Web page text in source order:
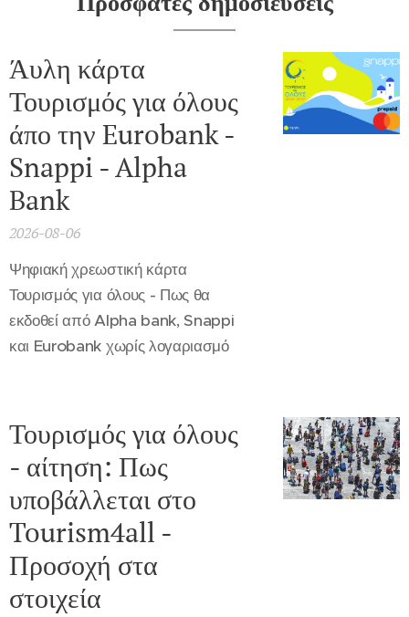
Άυλη κάρτα
Τουρισμός για όλους
άπο την Eurobank -
Snappi - Alpha
Bank
2026-08-06
Ψηφιακή χρεωστική κάρτα
Τουρισμός για όλους - Πως θα
εκδοθεί από Alpha bank, Snappi
και Eurobank χωρίς λογαριασμό
Τουρισμός για όλους
- αίτηση: Πως
υποβάλλεται στο
Tourism4all -
Προσοχή στα
στοιχεία